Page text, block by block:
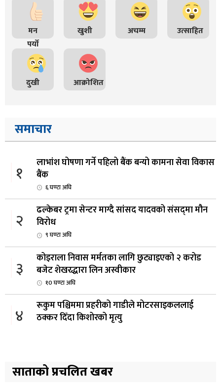
मन
पर्यो
खुशी अचम्म उत्साहित
दुखी आक्रोशित
समाचार
१
लाभांश घोषणा गर्ने पहिलो बैंक बन्यो कामना सेवा विकास
बैंक
६ घण्टा अघि
२
ढल्केबर ट्रमा सेन्टर माग्दै सांसद यादवको संसद्‌मा मौन
विरोध
९ घण्टा अघि
३
कोइराला निवास मर्मतका लागि छुट्याइएको २ करोड
बजेट शेखरद्धारा लिन अस्वीकार
१0 घण्टा अघि
४
रूकुम पश्चिममा प्रहरीको गाडीले मोटरसाइकललाई
ठक्कर दिँदा किशोरको मृत्यु
५
प्रस्तुत हुने
११ घण्टा अघि
साताको प्रचलित खबर